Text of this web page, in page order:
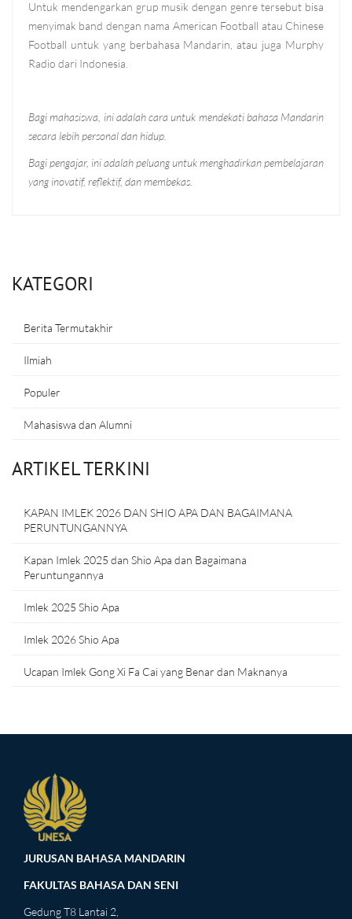
Untuk mendengarkan grup musik dengan genre tersebut bisa
menyimak band dengan nama American Football atau Chinese
Football untuk yang berbahasa Mandarin, atau juga Murphy
Radio dari Indonesia.
Bagi mahasiswa, ini adalah cara untuk mendekati bahasa Mandarin
secara lebih personal dan hidup.
Bagi pengajar, ini adalah peluang untuk menghadirkan pembelajaran
yang inovatif, reflektif, dan membekas.
KATEGORI
Berita Termutakhir
Ilmiah
Populer
Mahasiswa dan Alumni
ARTIKEL TERKINI
KAPAN IMLEK 2026 DAN SHIO APA DAN BAGAIMANA
PERUNTUNGANNYA
Kapan Imlek 2025 dan Shio Apa dan Bagaimana
Peruntungannya
Imlek 2025 Shio Apa
Imlek 2026 Shio Apa
Ucapan Imlek Gong Xi Fa Cai yang Benar dan Maknanya
JURUSAN BAHASA MANDARIN
FAKULTAS BAHASA DAN SENI
Gedung T8 Lantai 2,